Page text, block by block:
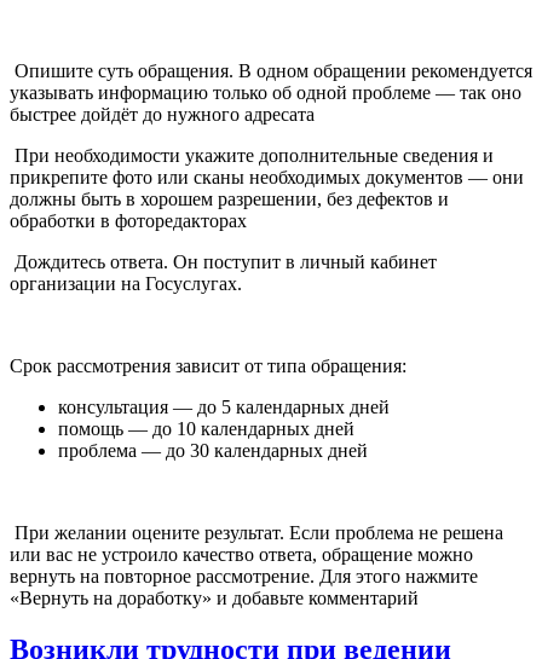
Опишите суть обращения. В одном обращении рекомендуется
указывать информацию только об одной проблеме — так оно
быстрее дойдёт до нужного адресата
При необходимости укажите дополнительные сведения и
прикрепите фото или сканы необходимых документов — они
должны быть в хорошем разрешении, без дефектов и
обработки в фоторедакторах
Дождитесь ответа. Он поступит в личный кабинет
организации на Госуслугах.
Срок рассмотрения зависит от типа обращения:
консультация — до 5 календарных дней
помощь — до 10 календарных дней
проблема — до 30 календарных дней
При желании оцените результат. Если проблема не решена
или вас не устроило качество ответа, обращение можно
вернуть на повторное рассмотрение. Для этого нажмите
«Вернуть на доработку» и добавьте комментарий
Возникли трудности при ведении